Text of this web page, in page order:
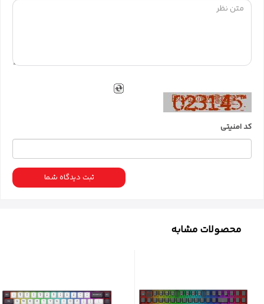
که به دنبال یک کیبورد با کیفیت بالا، عملکرد بی‌نظیر، و
برای شما است. این کیبورد با طراحی زیبا، ساختار مقاوم، و
قابلیت‌های پیشرفته، به شما کمک می‌کند تا در دنیای
بازی‌ها و کارهای خود بدرخشید.
میتوانید این محصول را به صورت حضوری و آنلاین از
فروشگاه و وبسایتآی کلینیکتهیه نمایید.
کد امنیتی
ثبت دیدگاه شما
محصولات مشابه